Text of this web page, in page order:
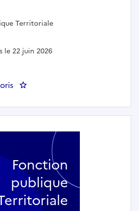
:Territoriale
le 22 juin 2026
: Agent administratif polyvalent
Fonction
publique